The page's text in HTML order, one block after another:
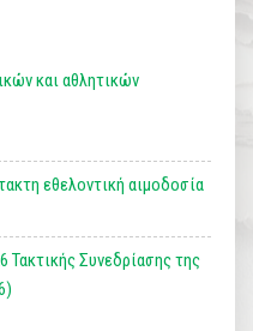
και αθλητικών
εθελοντική αιμοδοσία
Συνεδρίασης της